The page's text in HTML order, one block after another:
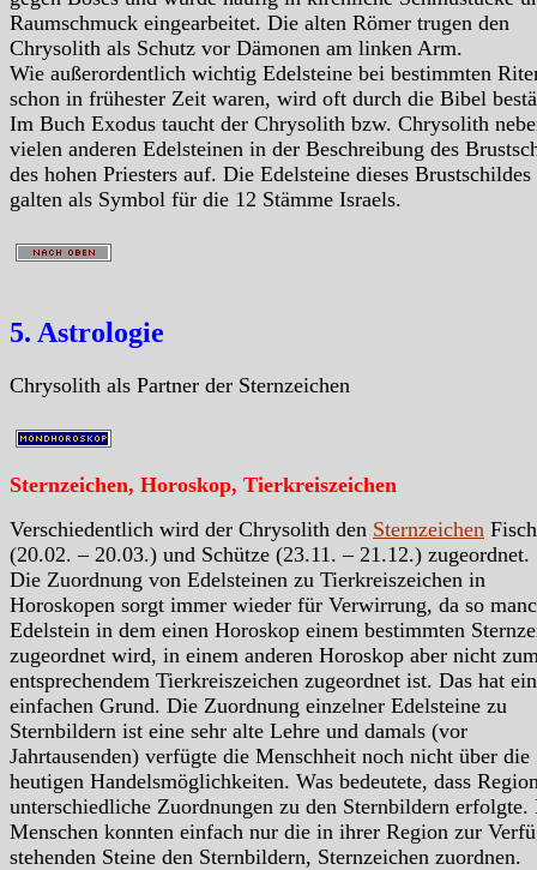
Raumschmuck eingearbeitet. Die alten Römer trugen den
Chrysolith als Schutz vor Dämonen am linken Arm.
Wie außerordentlich wichtig Edelsteine bei bestimmten
schon in frühester Zeit waren, wird oft durch die Bibel
Im Buch Exodus taucht der Chrysolith bzw. Chrysolith
vielen anderen Edelsteinen in der Beschreibung des
des hohen Priesters auf. Die Edelsteine dieses Brustschildes
galten als Symbol für die 12 Stämme Israels.
5. Astrologie
Chrysolith als Partner der Sternzeichen
Sternzeichen, Horoskop, Tierkreiszeichen
Verschiedentlich wird der Chrysolith den Sternzeichen
(20.02. – 20.03.) und Schütze (23.11. – 21.12.) zugeordnet.
Die Zuordnung von Edelsteinen zu Tierkreiszeichen in
Horoskopen sorgt immer wieder für Verwirrung, da so
Edelstein in dem einen Horoskop einem bestimmten
zugeordnet wird, in einem anderen Horoskop aber nicht
entsprechendem Tierkreiszeichen zugeordnet ist. Das hat
einfachen Grund. Die Zuordnung einzelner Edelsteine zu
Sternbildern ist eine sehr alte Lehre und damals (vor
Jahrtausenden) verfügte die Menschheit noch nicht über die
heutigen Handelsmöglichkeiten. Was bedeutete, dass
unterschiedliche Zuordnungen zu den Sternbildern erfolgte.
Menschen konnten einfach nur die in ihrer Region zur
stehenden Steine den Sternbildern, Sternzeichen zuordnen.